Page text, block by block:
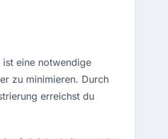
eine notwendige
zu minimieren. Durch
erreichst du